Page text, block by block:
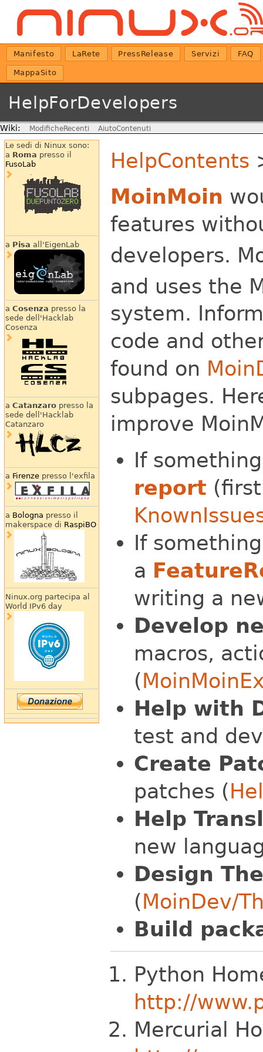
Manifesto LaRete PressRelease Servizi FAQ
MappaSito
HelpForDevelopers
Wiki: ModificheRecenti AiutoContenuti
Le sedi di Ninux sono:
a Roma presso il
FusoLab
a Pisa all'EigenLab
a Cosenza presso la
sede dell'Hacklab
Cosenza
a Catanzaropresso la
sede dell'Hacklab
Catanzaro
a Firenzepresso l'exfila
a Bologna presso il
makerspace di RaspiBO
Ninux.org partecipa al
World IPv6 day
HelpContents
MoinMoin
features
developers.
and uses the
system.
code and
found on
subpages.
improve
If
report
If
a
writing a
Develop
macros,
(
Help with
test and
Create
patches (
Help
new
Design
(MoinDev/
Build
Python
http://
Mercurial